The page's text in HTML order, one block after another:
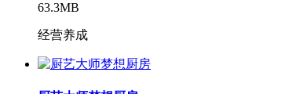
63.3MB
经营养成